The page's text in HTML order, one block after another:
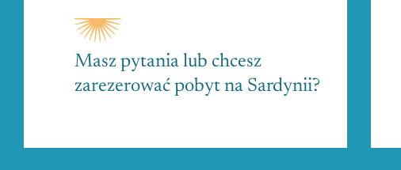
Masz pytania lub chcesz
zarezerować pobyt na Sardynii?